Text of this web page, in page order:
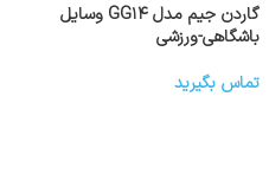
گاردن جیم مدل GG۱۴ وسایل
باشگاهی-ورزشی
تماس بگیرید